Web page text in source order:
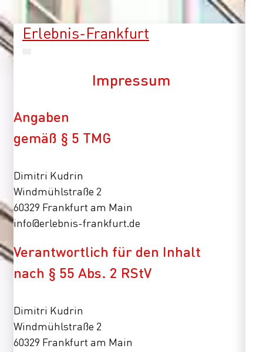
Erlebnis-Frankfurt
Impressum
Angaben
gemäß § 5 TMG
Dimitri Kudrin
Windmühlstraße 2
60329 Frankfurt am Main
info@erlebnis-frankfurt.de
Verantwortlich für den Inhalt
nach § 55 Abs. 2 RStV
Dimitri Kudrin
Windmühlstraße 2
60329 Frankfurt am Main